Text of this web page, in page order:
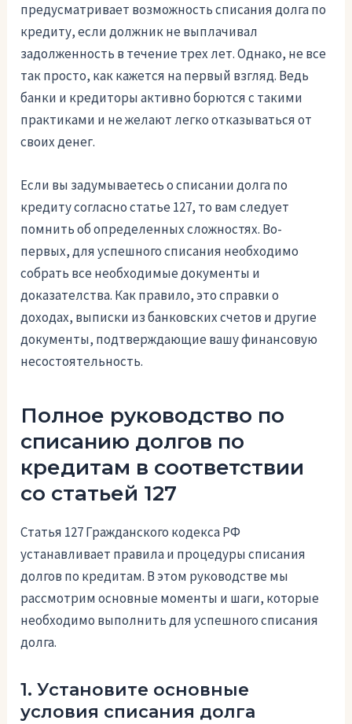
предусматривает возможность списания долга по
кредиту, если должник не выплачивал
задолженность в течение трех лет. Однако, не все
так просто, как кажется на первый взгляд. Ведь
банки и кредиторы активно борются с такими
практиками и не желают легко отказываться от
своих денег.
Если вы задумываетесь о списании долга по
кредиту согласно статье 127, то вам следует
помнить об определенных сложностях. Во-
первых, для успешного списания необходимо
собрать все необходимые документы и
доказателства. Как правило, это справки о
доходах, выписки из банковских счетов и другие
документы, подтверждающие вашу финансовую
несостоятельность.
Полное руководство по
списанию долгов по
кредитам в соответствии
со статьей 127
Статья 127 Гражданского кодекса РФ
устанавливает правила и процедуры списания
долгов по кредитам. В этом руководстве мы
рассмотрим основные моменты и шаги, которые
необходимо выполнить для успешного списания
долга.
1. Установите основные
условия списания долга